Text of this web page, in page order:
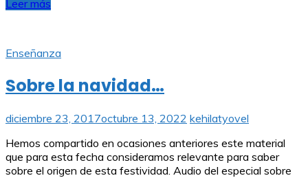
Leer más
Enseñanza
Sobre la navidad…
diciembre 23, 2017octubre 13, 2022 kehilatyovel
Hemos compartido en ocasiones anteriores este material
que para esta fecha consideramos relevante para saber
sobre el origen de esta festividad. Audio del especial sobre